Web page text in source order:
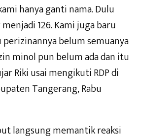
hanya ganti nama. Dulu
126. Kami juga baru
belum semuanya
minol pun belum ada dan itu
Riki usai mengikuti RDP di
Tangerang, Rabu
langsung memantik reaksi